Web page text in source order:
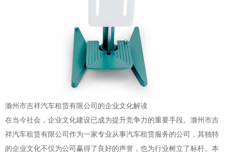
滁州市吉祥汽车租赁有限公司的企业文化解读
在当今社会，企业文化建设已成为提升竞争力的重要手段。滁州市吉
祥汽车租赁有限公司作为一家专业从事汽车租赁服务的公司，其独特
的企业文化不仅为公司赢得了良好的声誉，也为行业树立了标杆。本